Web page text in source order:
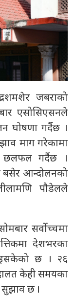
जबराको
एसोसिएसनले
घोषणा गर्दैछ ।
माग गरेकामा
छलफल गर्दैछ ।
आन्दोलनको
पौडेलले
सर्वोच्चमा
देशभरका
छ । २६
केही समयका
सुझाव छ ।